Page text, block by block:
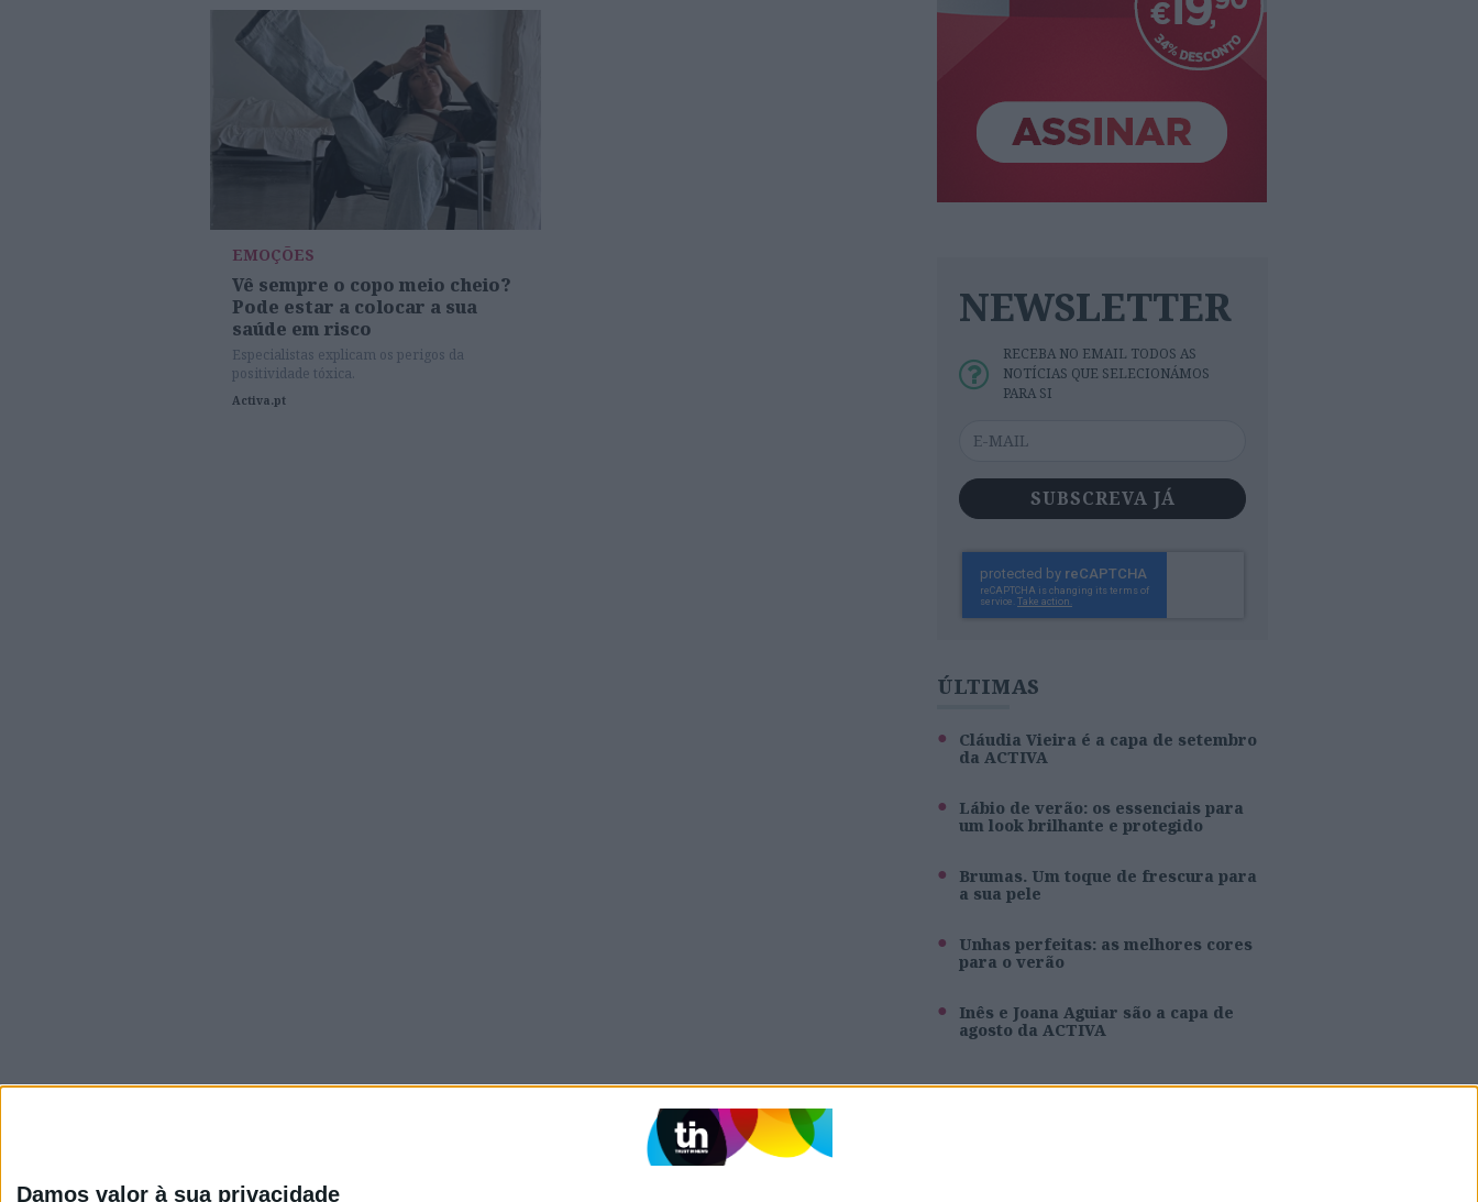
Damos valor à sua privacidade
EMOÇÕES
Vê sempre o copo meio cheio?
Pode estar a colocar a sua
saúde em risco
Especialistas explicam os perigos da
positividade tóxica.
Activa.pt
NEWSLETTER
RECEBA NO EMAIL TODOS AS
NOTÍCIAS QUE SELECIONÁMOS
PARA SI
SUBSCREVA JÁ
ÚLTIMAS
Cláudia Vieira é a capa de setembro
da ACTIVA
Lábio de verão: os essenciais para
um look brilhante e protegido
Brumas. Um toque de frescura para
a sua pele
Unhas perfeitas: as melhores cores
para o verão
Inês e Joana Aguiar são a capa de
agosto da ACTIVA
SITES DO GRUPO TRUST IN NEWS